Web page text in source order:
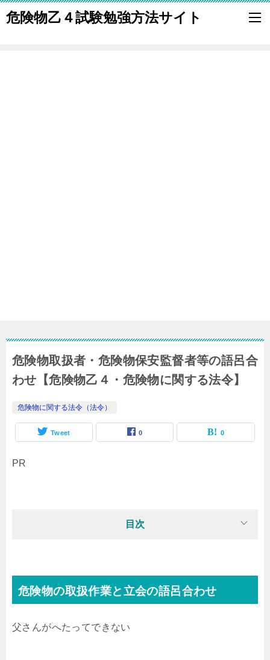
危険物乙４試験勉強方法サイト
危険物取扱者・危険物保安監督者等の語呂合
わせ【危険物乙４・危険物に関する法令】
危険物に関する法令（法令）
Tweet 0 0
PR
目次
危険物の取扱作業と立会の語呂合わせ
父さんがへたってできない